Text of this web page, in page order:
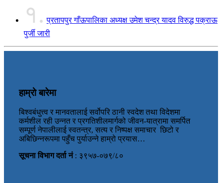
१. प्रतापपुर गाँऊपालिका अध्यक्ष उमेश चन्द्र यादव विरुद्ध पक्राऊ
पुर्जी जारी
हाम्रो बारेमा
बिश्वबंधुत्त्व र मानवतालाई सर्वोपरि ठानी स्वदेश तथा विदेशमा
कर्मशील रही उन्नत र प्रगतिशीलमार्गको जीवन-यात्रामा समर्पित
सम्पूर्ण नेपालीलाई स्वतन्त्र, सत्य र निष्पक्ष समाचार छिटो र
अबिछिन्नरूपमा पहुँच पुर्याउन्ने हाम्रो प्रयास…
सूचना विभाग दर्ता नं: ३९५७-०७९/८०